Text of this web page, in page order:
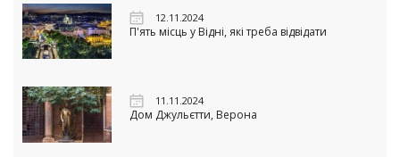
12.11.2024
П'ять місць у Відні, які треба відвідати
11.11.2024
Дом Джульєтти, Верона